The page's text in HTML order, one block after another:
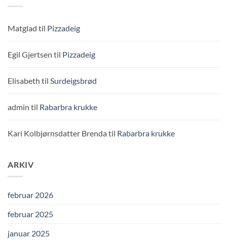
Matglad til Pizzadeig
Egil Gjertsen til Pizzadeig
Elisabeth til Surdeigsbrød
admin til Rabarbra krukke
Kari Kolbjørnsdatter Brenda til Rabarbra krukke
ARKIV
februar 2026
februar 2025
januar 2025